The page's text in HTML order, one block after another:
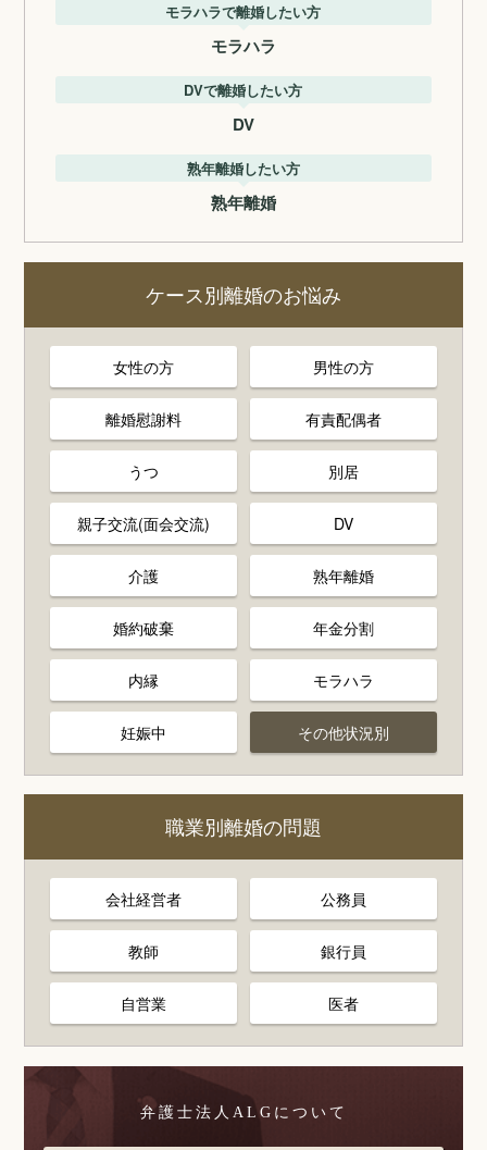
モラハラで離婚したい方
モラハラ
DVで離婚したい方
DV
熟年離婚したい方
熟年離婚
ケース別離婚のお悩み
女性の方 男性の方
離婚慰謝料 有責配偶者
うつ 別居
親子交流(面会交流) DV
介護 熟年離婚
婚約破棄 年金分割
内縁 モラハラ
妊娠中 その他状況別
職業別離婚の問題
会社経営者 公務員
教師 銀行員
自営業 医者
弁護士法人ALGについて